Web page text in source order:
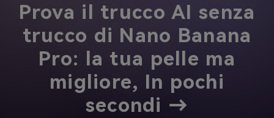
Prova il trucco AI senza
trucco di Nano Banana
Pro: la tua pelle ma
migliore, In pochi
secondi →